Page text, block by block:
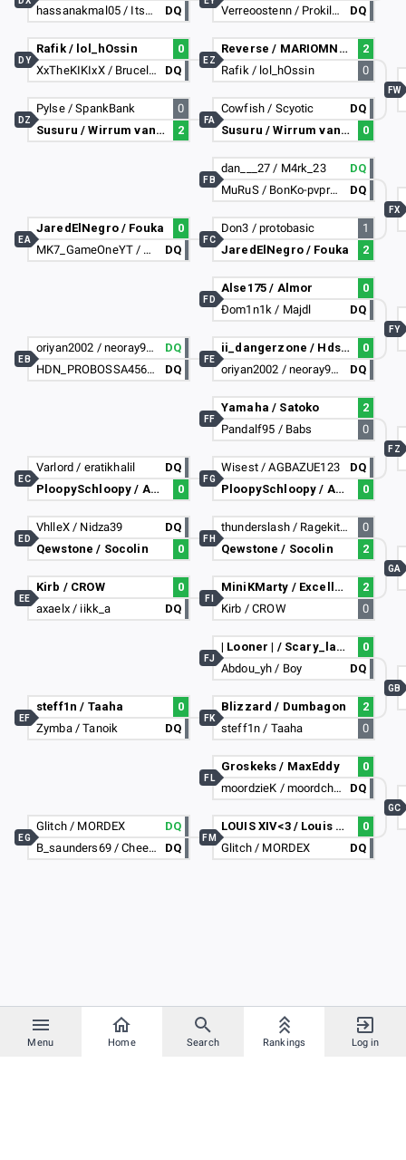
Menu Home Search Rankings Log in
hassanakmal05 / ItsNobitaHere
DQ
Rafik / lol_hOssin
0
XxTheKIKIxX / Bruceluis
DQ
DY
Pylse / SpankBank
0
Susuru / Wirrum van oranje
2
DZ
JaredElNegro / Fouka
0
MK7_GameOneYT / NaKhrr_9266
DQ
EA
oriyan2002 / neoray9578
DQ
HDN_PROBOSSA456 / osayimax
DQ
EB
Varlord / eratikhalil
DQ
PloopySchloopy / Aculisme
0
EC
VhlleX / Nidza39
DQ
Qewstone / Socolin
0
ED
Kirb / CROW
0
axaelx / iikk_a
DQ
EE
steff1n / Taaha
0
Zymba / Tanoik
DQ
EF
Glitch / MORDEX
DQ
B_saunders69 / CheekySkittles
DQ
EG
Verreoostenn / Prokiller257
DQ
Reverse / MARIOMN250
2
Rafik / lol_hOssin
0
EZ
Cowfish / Scyotic
DQ
Susuru / Wirrum van oranje
0
FA
dan___27 / M4rk_23
DQ
MuRuS / BonKo-pvpro.com
DQ
FB
Don3 / protobasic
1
JaredElNegro / Fouka
2
FC
Alse175 / Almor
0
Đom1n1k / Majdl
DQ
FD
ii_dangerzone / Hds244
0
oriyan2002 / neoray9578
DQ
FE
Yamaha / Satoko
2
Pandalf95 / Babs
0
FF
Wisest / AGBAZUE123
DQ
PloopySchloopy / Aculisme
0
FG
thunderslash / Ragekit_Origin
0
Qewstone / Socolin
2
FH
MiniKMarty / Excellence
2
Kirb / CROW
0
FI
| Looner | / Scary_larry
0
Abdou_yh / Boy
DQ
FJ
Blizzard / Dumbagon
2
steff1n / Taaha
0
FK
Groskeks / MaxEddy
0
moordzieK / moordchicK_
DQ
FL
LOUIS XIV<3 / Louis XV <3
0
Glitch / MORDEX
DQ
FM
FW
FX
FY
FZ
GA
GB
GC